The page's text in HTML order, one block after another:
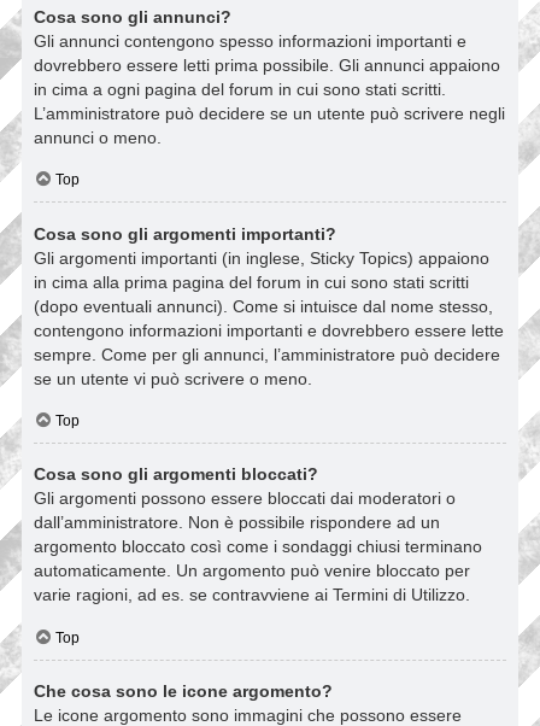
Cosa sono gli annunci?
Gli annunci contengono spesso informazioni importanti e
dovrebbero essere letti prima possibile. Gli annunci appaiono
in cima a ogni pagina del forum in cui sono stati scritti.
L’amministratore può decidere se un utente può scrivere negli
annunci o meno.
Top
Cosa sono gli argomenti importanti?
Gli argomenti importanti (in inglese, Sticky Topics) appaiono
in cima alla prima pagina del forum in cui sono stati scritti
(dopo eventuali annunci). Come si intuisce dal nome stesso,
contengono informazioni importanti e dovrebbero essere lette
sempre. Come per gli annunci, l’amministratore può decidere
se un utente vi può scrivere o meno.
Top
Cosa sono gli argomenti bloccati?
Gli argomenti possono essere bloccati dai moderatori o
dall’amministratore. Non è possibile rispondere ad un
argomento bloccato così come i sondaggi chiusi terminano
automaticamente. Un argomento può venire bloccato per
varie ragioni, ad es. se contravviene ai Termini di Utilizzo.
Top
Che cosa sono le icone argomento?
Le icone argomento sono immagini che possono essere